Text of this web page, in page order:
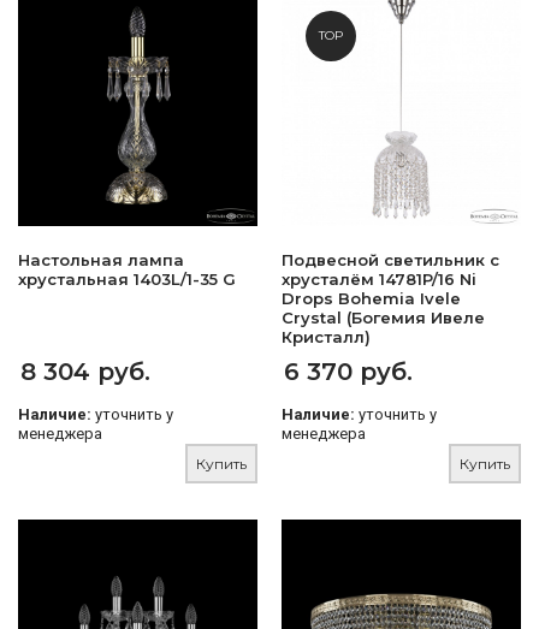
Настольная лампа
хрустальная 1403L/1-35 G
8 304 руб.
Наличие: уточнить у
менеджера
Купить
TOP
Подвесной светильник с
хрусталём 14781P/16 Ni
Drops Bohemia Ivele
Crystal (Богемия Ивеле
Кристалл)
6 370 руб.
Наличие: уточнить у
менеджера
Купить